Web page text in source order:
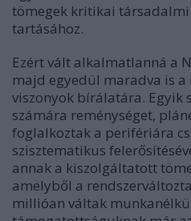
tömegek kritikai
tartásához.
Ezért vált alkalmatlanná a
majd egyedül maradva is
viszonyok bírálatára. Egyik
számára reménységet,
foglalkoztak a perifériára
szisztematikus
annak a kiszolgáltatott
amelyből a
millióan váltak